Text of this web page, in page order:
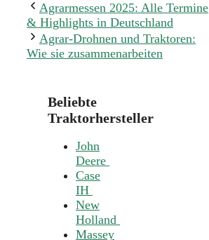
Agrarmessen 2025: Alle Termine
& Highlights in Deutschland
Agrar-Drohnen und Traktoren:
Wie sie zusammenarbeiten
Beliebte
Traktorhersteller
John
Deere
Case
IH
New
Holland
Massey